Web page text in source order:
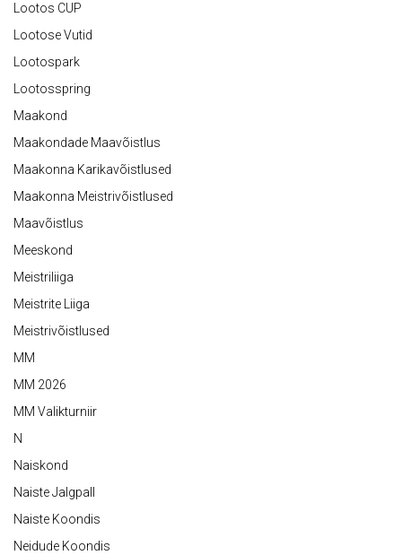
Lootos CUP
Lootose Vutid
Lootospark
Lootosspring
Maakond
Maakondade Maavõistlus
Maakonna Karikavõistlused
Maakonna Meistrivõistlused
Maavõistlus
Meeskond
Meistriliiga
Meistrite Liiga
Meistrivõistlused
MM
MM 2026
MM Valikturniir
N
Naiskond
Naiste Jalgpall
Naiste Koondis
Neidude Koondis